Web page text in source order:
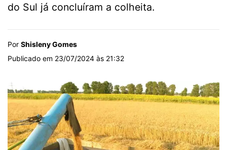
do Sul já concluíram a colheita.
Por Shisleny Gomes
Publicado em 23/07/2024 às 21:32